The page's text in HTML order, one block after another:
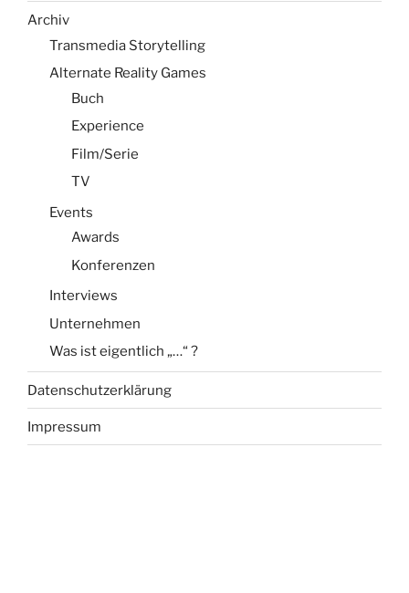
Archiv
Transmedia Storytelling
Alternate Reality Games
Buch
Experience
Film/Serie
TV
Events
Awards
Konferenzen
Interviews
Unternehmen
Was ist eigentlich „…“ ?
Datenschutzerklärung
Impressum